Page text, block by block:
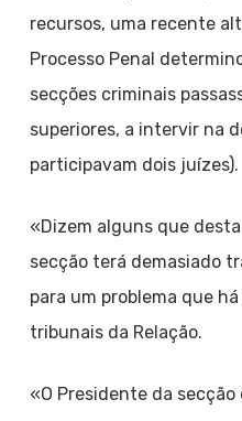
recursos, uma recente
Processo Penal
secções criminais
superiores, a intervir na
participavam dois juízes).
«Dizem alguns que
secção terá demasiado
para um problema que
tribunais da Relação.
«O Presidente da